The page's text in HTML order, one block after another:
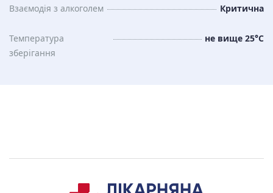
Взаємодія з алкоголем Критична
Температура
зберiгання
не вище 25°C